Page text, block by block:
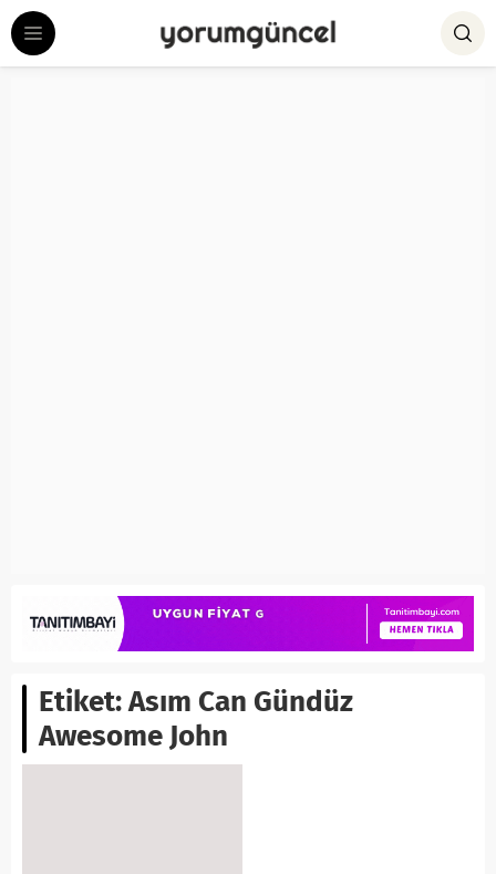
Etiket:Asım Can Gündüz
Awesome John